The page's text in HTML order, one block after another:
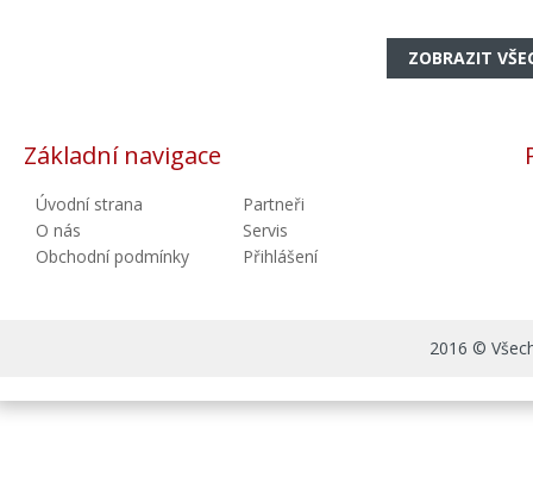
ZOBRAZIT
Základní navigace
Úvodní strana
O nás
Obchodní podmínky
Partneři
Servis
Přihlášení
2016 ©